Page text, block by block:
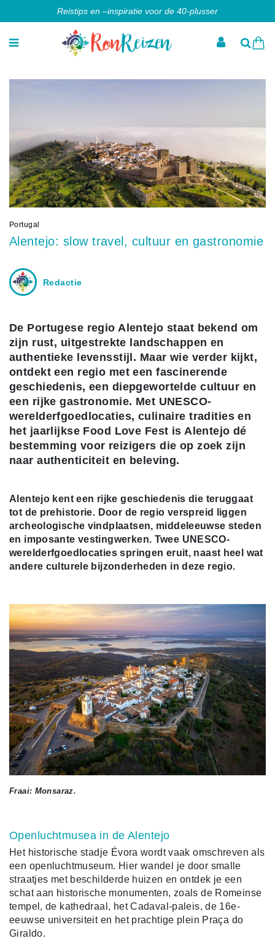
Reistips en –inspiratie voor de 40-plusser
Portugal
Alentejo: slow travel, cultuur en gastronomie
Redactie
De Portugese regio Alentejo staat bekend om
zijn rust, uitgestrekte landschappen en
authentieke levensstijl. Maar wie verder kijkt,
ontdekt een regio met een fascinerende
geschiedenis, een diepgewortelde cultuur en
een rijke gastronomie. Met UNESCO-
werelderfgoedlocaties, culinaire tradities en
het jaarlijkse Food Love Fest is Alentejo dé
bestemming voor reizigers die op zoek zijn
naar authenticiteit en beleving.
Alentejo kent een rijke geschiedenis die teruggaat
tot de prehistorie. Door de regio verspreid liggen
archeologische vindplaatsen, middeleeuwse steden
en imposante vestingwerken. Twee UNESCO-
werelderfgoedlocaties springen eruit, naast heel wat
andere culturele bijzonderheden in deze regio.
Fraai: Monsaraz.
Openluchtmusea in de Alentejo
Het historische stadje Évora wordt vaak omschreven als
een openluchtmuseum. Hier wandel je door smalle
straatjes met beschilderde huizen en ontdek je een
schat aan historische monumenten, zoals de Romeinse
tempel, de kathedraal, het Cadaval-paleis, de 16e-
eeuwse universiteit en het prachtige plein Praça do
Giraldo.